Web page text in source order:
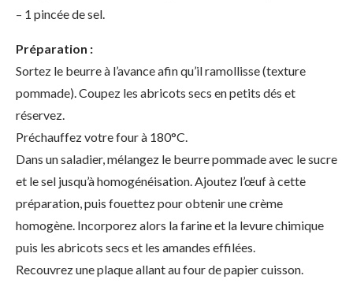
– 1 pincée de sel.
Préparation :
Sortez le beurre à l’avance afin qu’il ramollisse (texture
pommade). Coupez les abricots secs en petits dés et
réservez.
Préchauffez votre four à 180°C.
Dans un saladier, mélangez le beurre pommade avec le sucre
et le sel jusqu’à homogénéisation. Ajoutez l’œuf à cette
préparation, puis fouettez pour obtenir une crème
homogène. Incorporez alors la farine et la levure chimique
puis les abricots secs et les amandes effilées.
Recouvrez une plaque allant au four de papier cuisson.